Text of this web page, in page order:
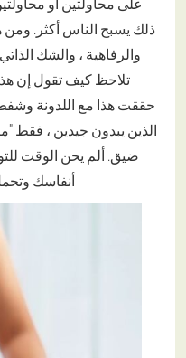
ذلك يسبح الناس أكثر. ومن
والرفاهية ، والشك
تلاحظ كيف تقول إن
حققت هذا مع اللدونة وشفط
الذين يبدون جيدين ، فقط
ضيق. ألم يحن الوقت
أنفاسك